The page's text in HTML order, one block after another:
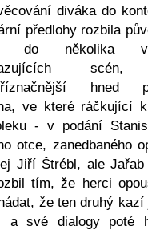
diváka do
předlohy rozbila
do několika
hned
ve které ráčkující
- v podání
otce, zanedbaného
Jiří Štrébl, ale Jařab
tím, že herci
že ten druhý kazí
a své dialogy poté